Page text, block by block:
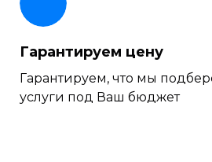
Гарантируем цену
Гарантируем, что мы
услуги под Ваш бюджет